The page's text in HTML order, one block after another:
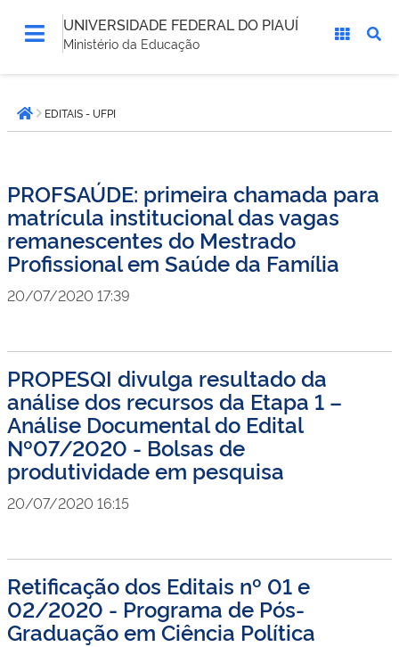
UNIVERSIDADE FEDERAL DO PIAUÍ
Ministério da Educação
está
aqui:Página inicial
EDITAIS - UFPI
PROFSAÚDE: primeira chamada para
matrícula institucional das vagas
remanescentes do Mestrado
Profissional em Saúde da Família
20/07/2020 17:39
PROPESQI divulga resultado da
análise dos recursos da Etapa 1 –
Análise Documental do Edital
Nº07/2020 - Bolsas de
produtividade em pesquisa
20/07/2020 16:15
Retificação dos Editais nº 01 e
02/2020 - Programa de Pós-
Graduação em Ciência Política